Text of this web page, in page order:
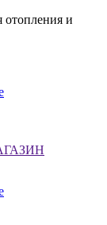
отопления и